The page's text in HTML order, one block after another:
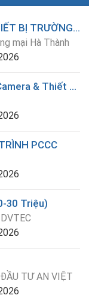
GIÁM SÁT CÔNG TRÌNH LẮP ĐẶT THIẾT BỊ TRƯỜNG HỌC
mại Hà Thành
Nhân Viên Kỹ Thuật Lắp Đặt Bảo Trì Camera & Thiết Bị An Ninh
PCCC
30 Triệu)
TƯ AN VIỆT